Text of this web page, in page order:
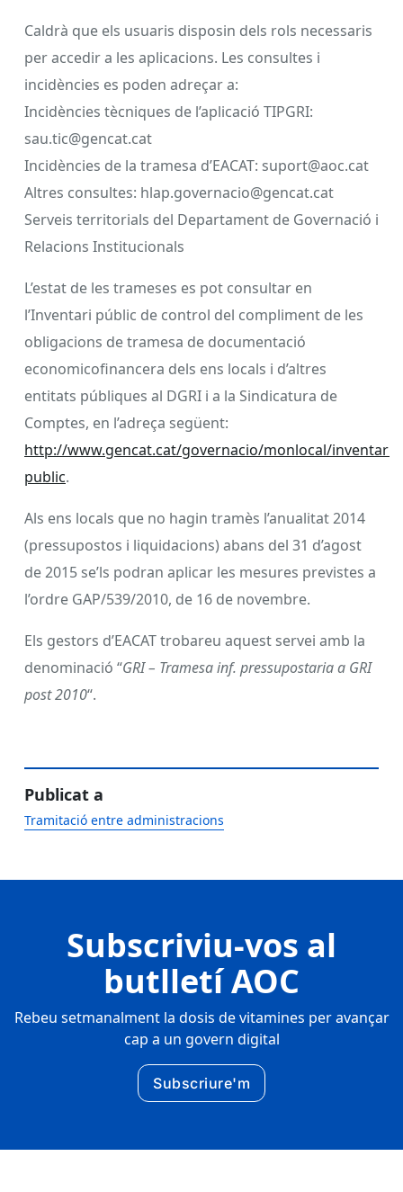
Caldrà que els usuaris disposin dels rols necessaris
per accedir a les aplicacions. Les consultes i
incidències es poden adreçar a:
Incidències tècniques de l’aplicació TIPGRI:
sau.tic@gencat.cat
Incidències de la tramesa d’EACAT: suport@aoc.cat
Altres consultes: hlap.governacio@gencat.cat
Serveis territorials del Departament de Governació i
Relacions Institucionals
L’estat de les trameses es pot consultar en
l’Inventari públic de control del compliment de les
obligacions de tramesa de documentació
economicofinancera dels ens locals i d’altres
entitats públiques al DGRI i a la Sindicatura de
Comptes, en l’adreça següent:
http://www.gencat.cat/governacio/monlocal/inventari-
public.
Als ens locals que no hagin tramès l’anualitat 2014
(pressupostos i liquidacions) abans del 31 d’agost
de 2015 se’ls podran aplicar les mesures previstes a
l’ordre GAP/539/2010, de 16 de novembre.
Els gestors d’EACAT trobareu aquest servei amb la
denominació “GRI – Tramesa inf. pressupostaria a GRI
post 2010“.
Publicat a
Tramitació entre administracions
Subscriviu-vos al
butlletí AOC
Rebeu setmanalment la dosis de vitamines per avançar
cap a un govern digital
Subscriure'm